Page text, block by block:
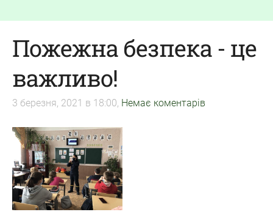
Пожежна безпека - це
важливо!
3 березня, 2021 в 18:00, Немає коментарів